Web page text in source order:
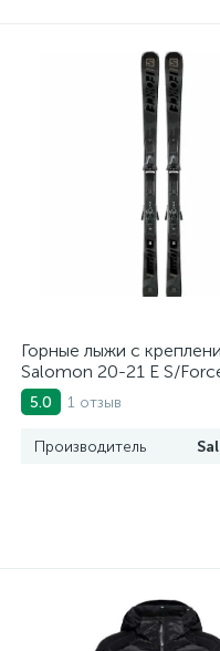
Горные лыжи с
Salomon 20-21 E S/
кр. E Z12 GW (40550210)
5.0 1 отзыв
Производитель